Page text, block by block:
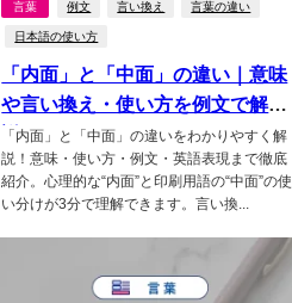
言葉 例文 言い換え 言葉の違い
日本語の使い方
「内面」と「中面」の違い｜意味
や言い換え・使い方を例文で解
説！
「内面」と「中面」の違いをわかりやすく解
説！意味・使い方・例文・英語表現まで徹底
紹介。心理的な“内面”と印刷用語の“中面”の使
い分けが3分で理解できます。言い換...